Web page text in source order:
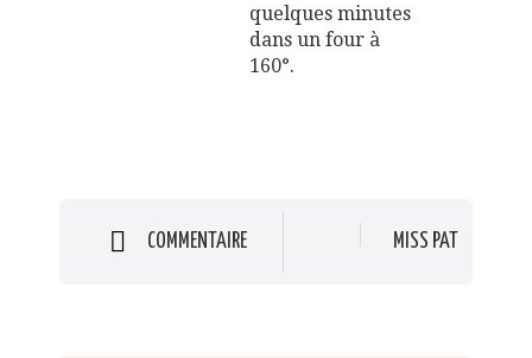
quelques minutes
dans un four à
160°.
COMMENTAIRE MISS PAT